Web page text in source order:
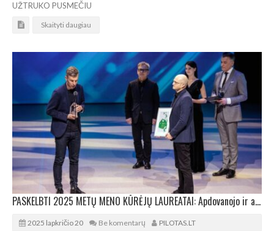
UŽTRUKO PUSMEČIU
Skaityti daugiau
PASKELBTI 2025 METŲ MENO KŪRĖJŲ LAUREATAI: Apdovanojo ir architektus
2025 lapkričio 20 Be komentarų PILOTAS.LT